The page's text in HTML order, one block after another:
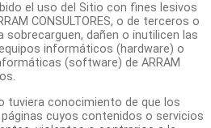
el uso del Sitio con fines lesivos
CONSULTORES, o de terceros o
dañen o inutilicen las
informáticos (hardware) o
(software) de ARRAM
tuviera conocimiento de que los
cuyos contenidos o servicios